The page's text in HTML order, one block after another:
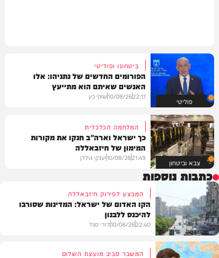
פוליטי
ביטחונו ופוליטי
הפורומים החדשים של נתניהו: אלו
האנשים שאיתם הוא מתייעץ
22:11
10/08/26שוקי כץ
צבא וביטחון
המלחמה הכלכלית
כך ישראל וארה"ב חנקו את מקורות
המימון של חיזבאללה
21:49
10/08/26יענקי גולדן
כתבות נוספות
המבצע לפירוק חיזבאללה
הקו האדום של ישראל: המדינות שסורבו
להיכנס ללבנון
22:40
10/08/26דודי סגל
המשבר סביב מועצת השלום